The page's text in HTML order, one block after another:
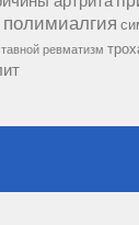
ревматизм